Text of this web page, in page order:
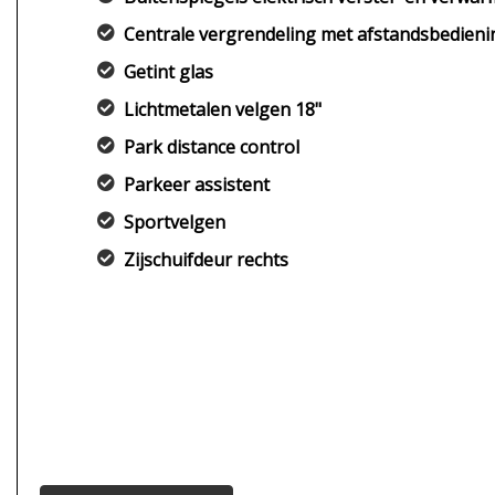
Centrale vergrendeling met
Getint glas
Lichtmetalen velgen 18"
Park distance control
Parkeer assistent
Sportvelgen
Zijschuifdeur rechts